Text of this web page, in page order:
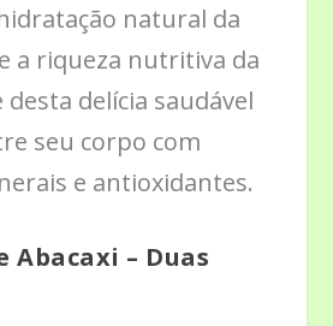
natural da
a riqueza nutritiva da
delícia saudável
seu corpo com
e antioxidantes.
Abacaxi – Duas